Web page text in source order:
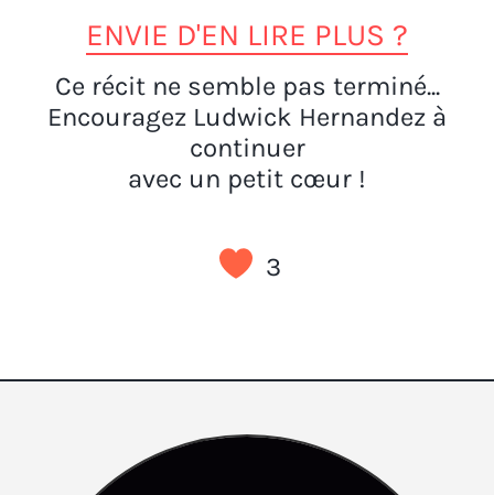
ENVIE D'EN LIRE PLUS ?
Ce récit ne semble pas terminé...
Encouragez Ludwick Hernandez à
continuer
avec un petit cœur !
3